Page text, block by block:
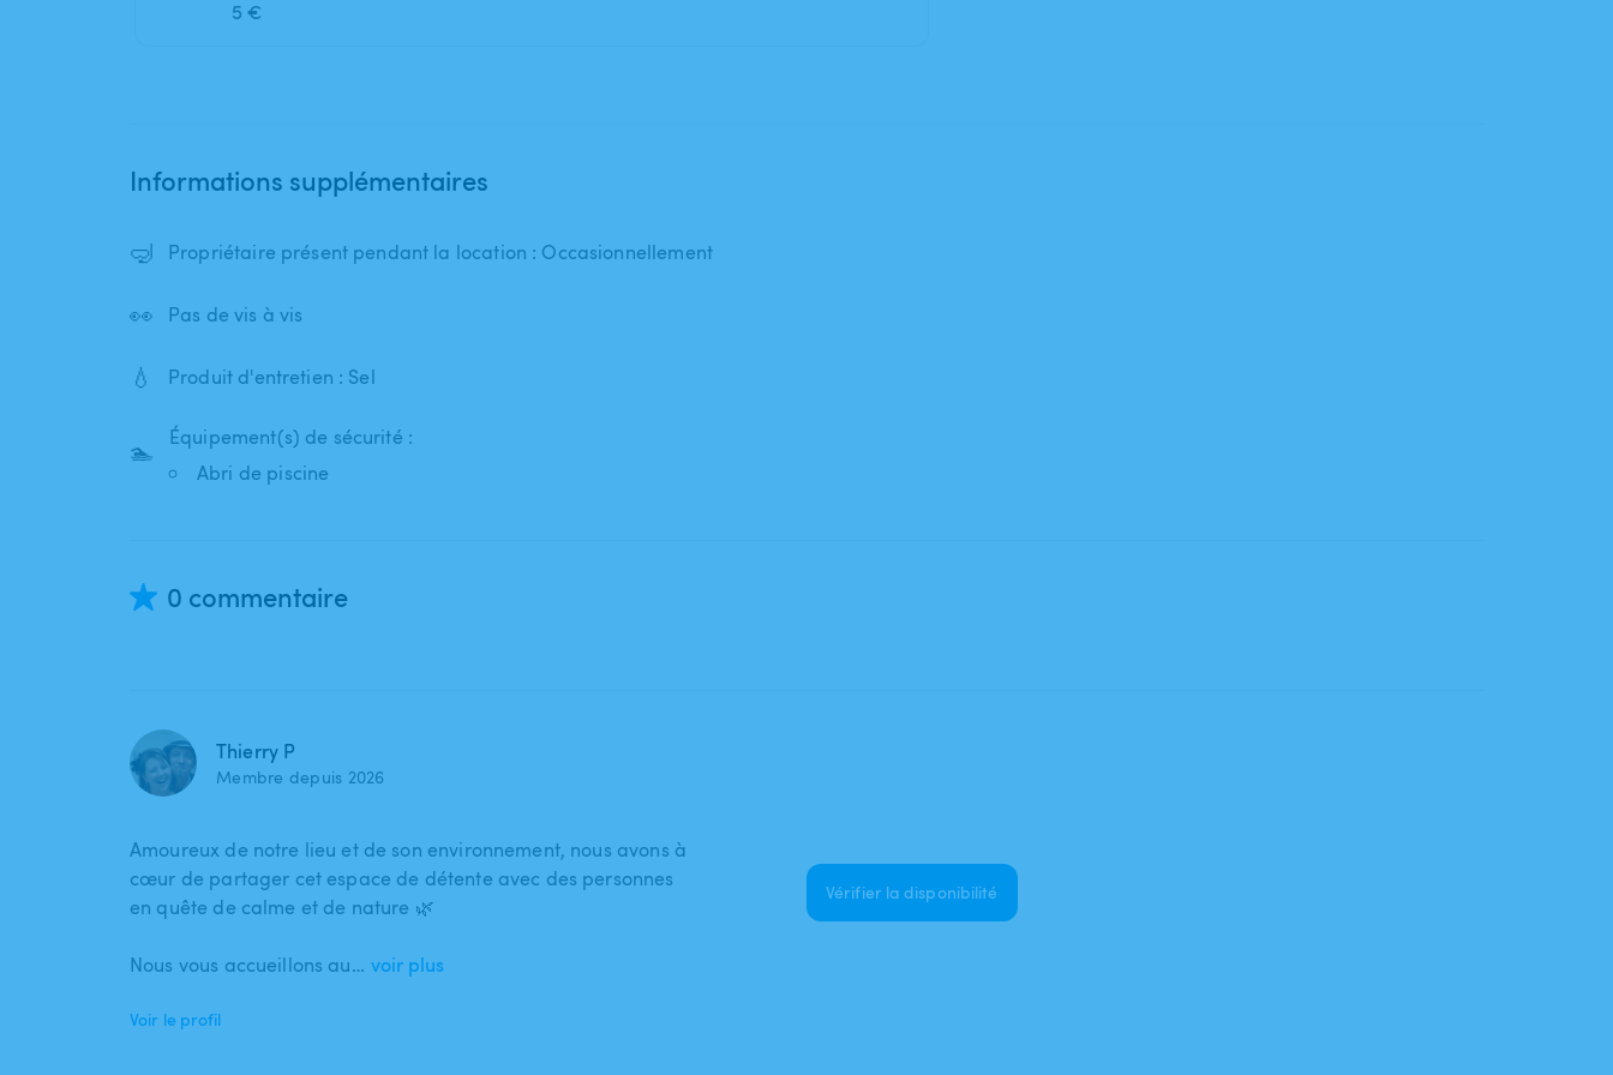
5 €
Informations supplémentaires
🤿 Propriétaire présent pendant la location : Occasionnellement
👀 Pas de vis à vis
💧 Produit d'entretien : Sel
🏊
Équipement(s) de sécurité :
Abri de piscine
0 commentaire
Thierry P
Membre depuis 2026
Amoureux de notre lieu et de son environnement, nous avons à
cœur de partager cet espace de détente avec des personnes
en quête de calme et de nature 🌿
Nous vous accueillons au… voir plus
Voir le profil
Vérifier la disponibilité